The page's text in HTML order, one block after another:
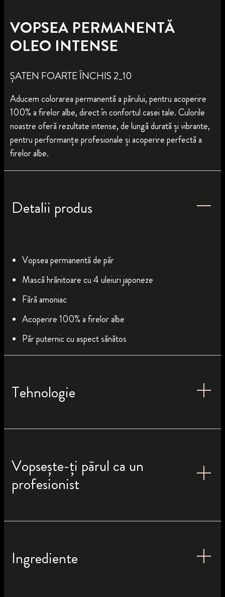
VOPSEA PERMANENTĂ
OLEO INTENSE
ȘATEN FOARTE ÎNCHIS 2_10
Aducem colorarea permanentă a părului, pentru acoperire
100% a firelor albe, direct în confortul casei tale. Culorile
noastre oferă rezultate intense, de lungă durată și vibrante,
pentru performanțe profesionale și acoperire perfectă a
firelor albe.
Detalii produs
Vopsea permanentă de păr
Mască hrănitoare cu 4 uleiuri japoneze
Fără amoniac
Acoperire 100% a firelor albe
Păr puternic cu aspect sănătos
Tehnologie
Vopsește-ți părul ca un
profesionist
Ingrediente